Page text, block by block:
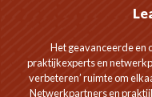
Het geavanceerde en
praktijkexperts en
verbeteren’ ruimte om
Netwerkpartners en